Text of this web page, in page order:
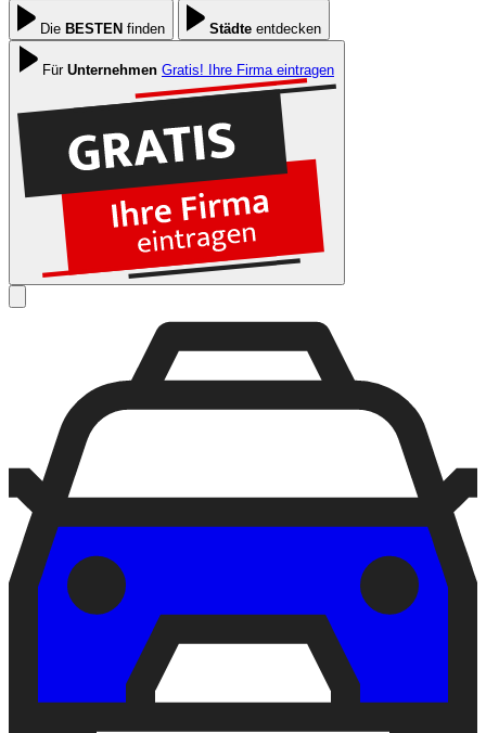
Die BESTEN finden Städte entdecken
Für Unternehmen Gratis! Ihre Firma eintragen